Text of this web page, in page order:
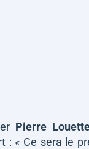
Pierre
: « Ce sera le